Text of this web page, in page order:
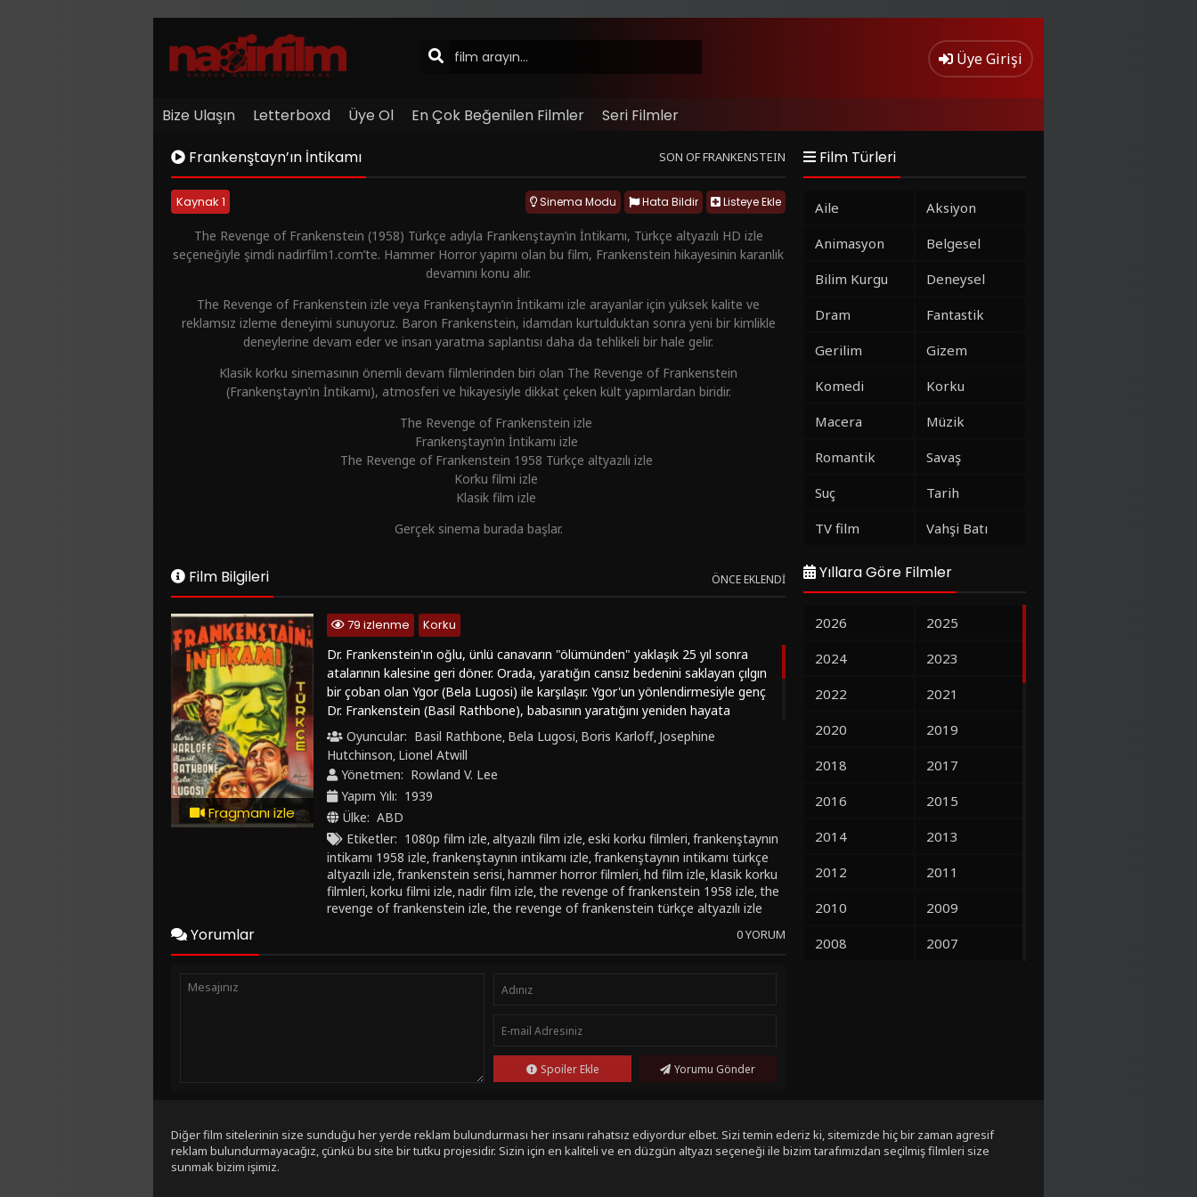
Üye Girişi
Bize Ulaşın Letterboxd Üye Ol En Çok Beğenilen Filmler Seri Filmler
Frankenştayn’ın İntikamı SON OF FRANKENSTEIN
Kaynak 1 Listeye Ekle
Hata Bildir
Sinema Modu
The Revenge of Frankenstein (1958) Türkçe adıyla Frankenştayn’ın İntikamı, Türkçe altyazılı HD izle
seçeneğiyle şimdi nadirfilm1.com’te. Hammer Horror yapımı olan bu film, Frankenstein hikayesinin karanlık
devamını konu alır.
The Revenge of Frankenstein izle veya Frankenştayn’ın İntikamı izle arayanlar için yüksek kalite ve
reklamsız izleme deneyimi sunuyoruz. Baron Frankenstein, idamdan kurtulduktan sonra yeni bir kimlikle
deneylerine devam eder ve insan yaratma saplantısı daha da tehlikeli bir hale gelir.
Klasik korku sinemasının önemli devam filmlerinden biri olan The Revenge of Frankenstein
(Frankenştayn’ın İntikamı), atmosferi ve hikayesiyle dikkat çeken kült yapımlardan biridir.
The Revenge of Frankenstein izle
Frankenştayn’ın İntikamı izle
The Revenge of Frankenstein 1958 Türkçe altyazılı izle
Korku filmi izle
Klasik film izle
Gerçek sinema burada başlar.
Film Bilgileri ÖNCE EKLENDI
Fragmanı izle
79 izlenme
Korku
Dr. Frankenstein'ın oğlu, ünlü canavarın "ölümünden" yaklaşık 25 yıl sonra
atalarının kalesine geri döner. Orada, yaratığın cansız bedenini saklayan çılgın
bir çoban olan Ygor (Bela Lugosi) ile karşılaşır. Ygor'un yönlendirmesiyle genç
Dr. Frankenstein (Basil Rathbone), babasının yaratığını yeniden hayata
döndürerek onu iyileştirmeyi ve aile adını temize çıkarmayı umar. Ancak
yaratık uyandığında, Ygor onu bir dizi cinayet işlemeye yönlendirir ve kasabada
yeni bir panik dalgası başlar. Eleştirmenler tarafından "Frankenstein" serisinin
en iyilerinden biri olarak övülen bu film, kült klasik orijinalinin değerli bir
mirasçısıdır.
Oyuncular: Basil Rathbone, Bela Lugosi, Boris Karloff, Josephine
Hutchinson, Lionel Atwill
Yönetmen: Rowland V. Lee
Yapım Yılı: 1939
Ülke: ABD
Etiketler: 1080p film izle,altyazılı film izle,eski korku filmleri,frankenştaynın
intikamı 1958 izle,frankenştaynın intikamı izle,frankenştaynın intikamı türkçe
altyazılı izle,frankenstein serisi,hammer horror filmleri,hd film izle,klasik korku
filmleri,korku filmi izle,nadir film izle,the revenge of frankenstein 1958 izle,the
revenge of frankenstein izle,the revenge of frankenstein türkçe altyazılı izle
Yorumlar 0 YORUM
Spoiler Ekle Yorumu Gönder
Film Türleri
Aile
Aksiyon
Animasyon
Belgesel
Bilim Kurgu
Deneysel
Dram
Fantastik
Gerilim
Gizem
Komedi
Korku
Macera
Müzik
Romantik
Savaş
Suç
Tarih
TV film
Vahşi Batı
Yıllara Göre Filmler
2026
2025
2024
2023
2022
2021
2020
2019
2018
2017
2016
2015
2014
2013
2012
2011
2010
2009
2008
2007
1996
1995
Diğer film sitelerinin size sunduğu her yerde reklam bulundurması her insanı rahatsız ediyordur elbet. Sizi temin ederiz ki, sitemizde hiç bir zaman agresif
reklam bulundurmayacağız, çünkü bu site bir tutku projesidir. Sizin için en kaliteli ve en düzgün altyazı seçeneği ile bizim tarafımızdan seçilmiş filmleri size
sunmak bizim işimiz.